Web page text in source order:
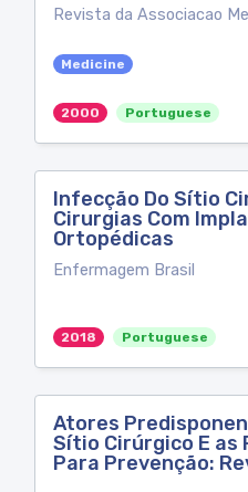
Revista da Associacao
Medicine
2000 Portuguese
Infecção Do Sítio
Cirurgias Com
Ortopédicas
Enfermagem Brasil
2018 Portuguese
Atores
Sítio Cirúrgico E as
Para Prevenção: